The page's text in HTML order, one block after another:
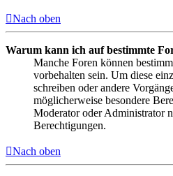
Nach oben
Warum kann ich auf bestimmte
Manche Foren können
vorbehalten sein. Um diese
schreiben oder andere
möglicherweise besondere
Moderator oder Administrator
Berechtigungen.
Nach oben